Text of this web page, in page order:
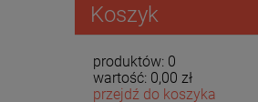
Koszyk
produktów: 0
wartość: 0,00 zł
przejdź do koszyka